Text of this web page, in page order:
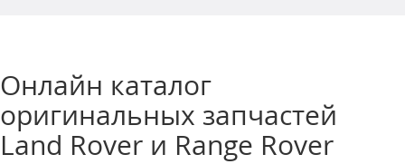
Онлайн каталог
оригинальных запчастей
Land Rover и Range Rover